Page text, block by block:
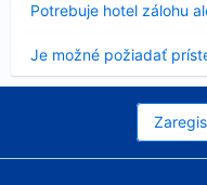
Potrebuje hotel zálohu
sa
Je možné požiadať
sa